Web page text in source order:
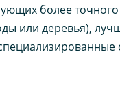
более
или деревья),